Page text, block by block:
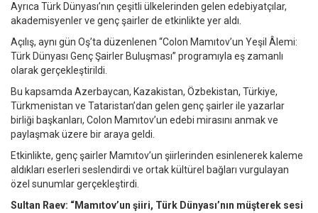
Ayrıca Türk Dünyası’nın çeşitli ülkelerinden gelen edebiyatçılar,
akademisyenler ve genç şairler de etkinlikte yer aldı.
Açılış, aynı gün Oş’ta düzenlenen “Colon Mamıtov’un Yeşil Âlemi:
Türk Dünyası Genç Şairler Buluşması” programıyla eş zamanlı
olarak gerçekleştirildi.
Bu kapsamda Azerbaycan, Kazakistan, Özbekistan, Türkiye,
Türkmenistan ve Tataristan’dan gelen genç şairler ile yazarlar
birliği başkanları, Colon Mamıtov’un edebi mirasını anmak ve
paylaşmak üzere bir araya geldi.
Etkinlikte, genç şairler Mamıtov’un şiirlerinden esinlenerek kaleme
aldıkları eserleri seslendirdi ve ortak kültürel bağları vurgulayan
özel sunumlar gerçekleştirdi.
Sultan Raev: “Mamıtov’un şiiri, Türk Dünyası’nın müşterek sesi